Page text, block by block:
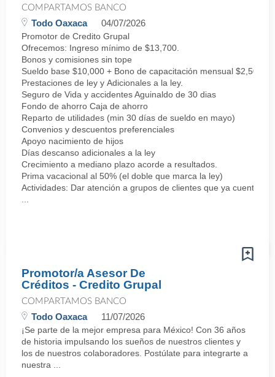
COMPARTAMOS BANCO
Todo Oaxaca 04/07/2026
Promotor de Credito Grupal
Ofrecemos: Ingreso mínimo de $13,700.
Bonos y comisiones sin tope
Sueldo base $10,000 + Bono de capacitación mensual $2,500
Prestaciones de ley y Adicionales a la ley.
Seguro de Vida y accidentes Aguinaldo de 30 dias
Fondo de ahorro Caja de ahorro
Reparto de utilidades (min 30 días de sueldo en mayo)
Convenios y descuentos preferenciales
Apoyo nacimiento de hijos
Días descanso adicionales a la ley
Crecimiento a mediano plazo acorde a resultados.
Prima vacacional al 50% (el doble que marca la ley)
Actividades: Dar atención a grupos de clientes que ya cuentan
Promotor/a Asesor De
Créditos - Credito Grupal
COMPARTAMOS BANCO
Todo Oaxaca 11/07/2026
¡Se parte de la mejor empresa para México! Con 36 años
de historia impulsando los sueños de nuestros clientes y
los de nuestros colaboradores. Postúlate para integrarte a
nuestra ...